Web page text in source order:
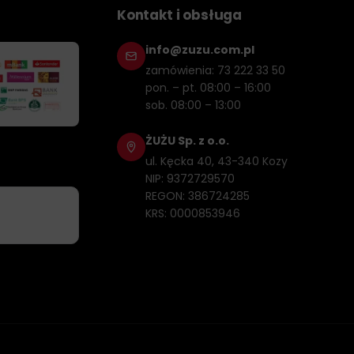
Kontakt i obsługa
info@zuzu.com.pl
zamówienia: 73 222 33 50
pon. – pt. 08:00 – 16:00
sob. 08:00 – 13:00
ŻUŻU Sp. z o.o.
ul. Kęcka 40, 43-340 Kozy
NIP: 9372729570
REGON: 386724285
KRS: 0000853946